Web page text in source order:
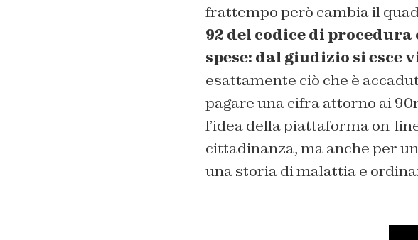
frattempo però cambia il
92 del codice di
spese: dal giudizio si esce
esattamente ciò che è
pagare una cifra attorno ai
l’idea della piattaforma on-
cittadinanza, ma anche per
una storia di malattia e